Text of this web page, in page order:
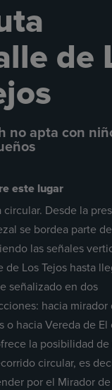
de
no apta con
este lugar
circular. Desde la
se bordea parte
las señales
de Los Tejos hasta
señalizado en dos
hacia mirador
o hacia Vereda de El
la posibilidad de
circular, es
por el Mirador de